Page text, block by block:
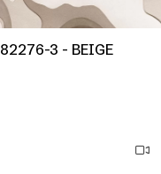
82276-3 - BEIGE